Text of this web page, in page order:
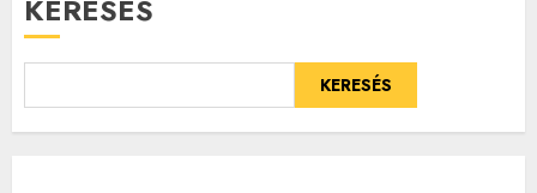
KERESÉS
KERESÉS